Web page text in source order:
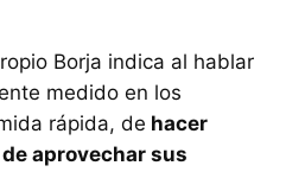
Borja indica al hablar
medido en los
rápida, de hacer
aprovechar sus